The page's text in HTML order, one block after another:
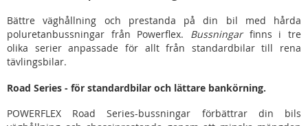
Bättre väghållning och prestanda på din bil med hårda
poluretanbussningar från Powerflex. Bussningar finns i tre
olika serier anpassade för allt från standardbilar till rena
tävlingsbilar.
Road Series - för standardbilar och lättare bankörning.
POWERFLEX Road Series-bussningar förbättrar din bils